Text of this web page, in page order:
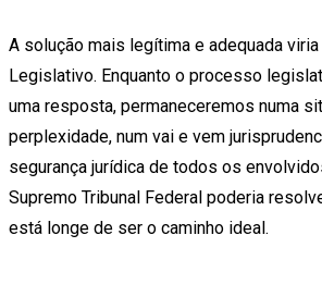
A solução mais legítima e adequada
Legislativo. Enquanto o processo
uma resposta, permaneceremos numa
perplexidade, num vai e vem
segurança jurídica de todos os
Supremo Tribunal Federal poderia
está longe de ser o caminho ideal.